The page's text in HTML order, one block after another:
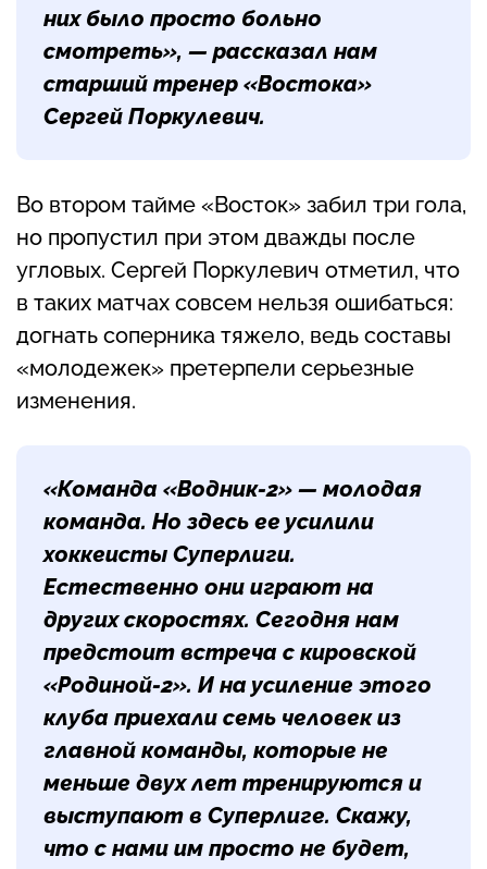
них было просто больно
смотреть», — рассказал нам
старший тренер «Востока»
Сергей Поркулевич.
Во втором тайме «Восток» забил три гола,
но пропустил при этом дважды после
угловых. Сергей Поркулевич отметил, что
в таких матчах совсем нельзя ошибаться:
догнать соперника тяжело, ведь составы
«молодежек» претерпели серьезные
изменения.
«Команда «Водник-2» — молодая
команда. Но здесь ее усилили
хоккеисты Суперлиги.
Естественно они играют на
других скоростях. Сегодня нам
предстоит встреча с кировской
«Родиной-2». И на усиление этого
клуба приехали семь человек из
главной команды, которые не
меньше двух лет тренируются и
выступают в Суперлиге. Скажу,
что с нами им просто не будет,